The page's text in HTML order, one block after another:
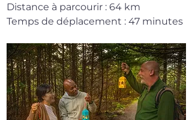
Distance à parcourir : 64 km
Temps de déplacement : 47 minutes